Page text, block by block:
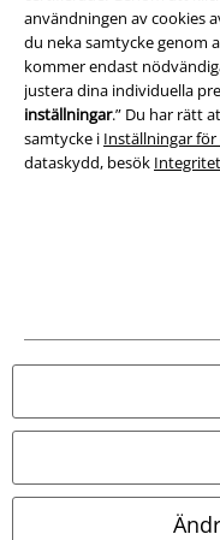
användningen av cookies
du neka samtycke genom
kommer endast
justera dina individuella
inställningar.” Du har rätt
samtycke i Inställningar för
dataskydd, besök
Ladda ner villkoren
Avfallshantering och
Försäkran om
Våra onlinebutiker